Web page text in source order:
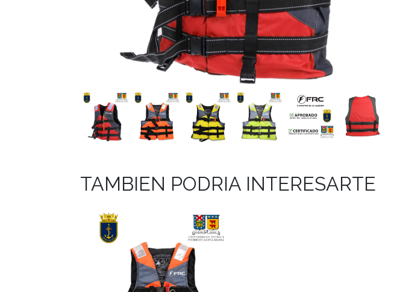
TAMBIEN PODRIA INTERESARTE